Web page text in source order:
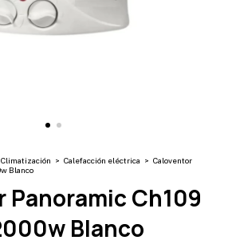
Climatización > Calefacción eléctrica > Caloventor
Blanco
Panoramic Ch109
Blanco